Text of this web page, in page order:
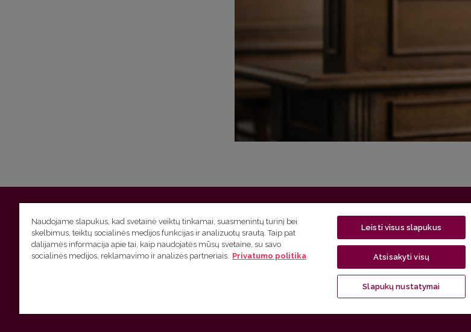
Vilniaus universitetas Filologijos fakultetas | Universiteto g. 5, LT-01131 Vilnius
Studijų skyriaus(studijų ir tvarkaraščio klausimai) tel. (0 5) 268 7208 | El. paštasstudijos@flf.vu.lt
Administracijos(personalo, auditorijų ir komunikacijos klausimai) tel. (0 5) 268 7207 | El. paštasflf@flf.vu.lt
https://www.flf.vu.lt/lsk| El. paštasandrius.apinis@flf.vu.lt
Naudojame slapukus, kad svetainė veiktų tinkamai, suasmenintų turinį bei
skelbimus, teiktų socialinės medijos funkcijas ir analizuotų srautą. Taip pat
dalijamės informacija apie tai, kaip naudojatės mūsų svetaine, su savo
socialinės medijos, reklamavimo ir analizės partneriais. Privatumo politika
Leisti visus slapukus
Atsisakyti visų
Slapukų nustatymai